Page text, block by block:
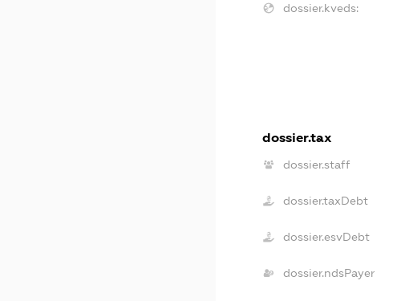
dossier.kveds:
dossier.tax
dossier.staff
dossier.taxDebt
dossier.esvDebt
dossier.ndsPayer